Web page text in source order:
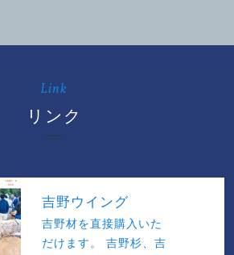
Link
リンク
吉野ウイング
吉野材を直接購入いた
だけます。 吉野杉、吉